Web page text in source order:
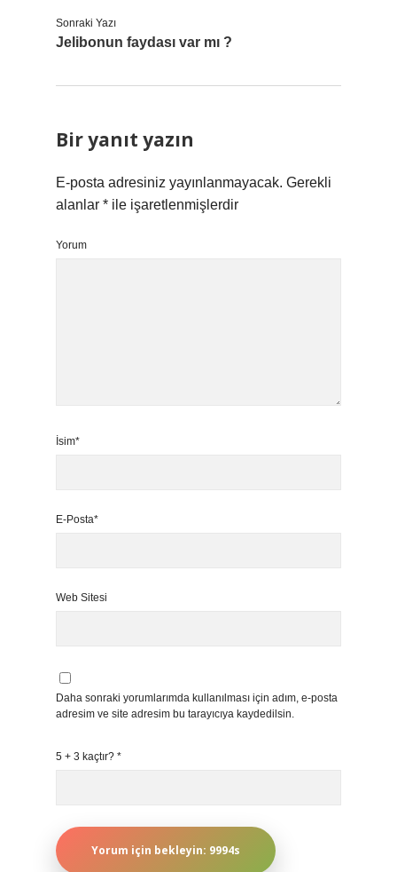
Sonraki Yazı
Jelibonun faydası var mı ?
Bir yanıt yazın
E-posta adresiniz yayınlanmayacak. Gerekli
alanlar * ile işaretlenmişlerdir
Yorum
İsim*
E-Posta*
Web Sitesi
Daha sonraki yorumlarımda kullanılması için adım, e-posta
adresim ve site adresim bu tarayıcıya kaydedilsin.
5 + 3 kaçtır? *